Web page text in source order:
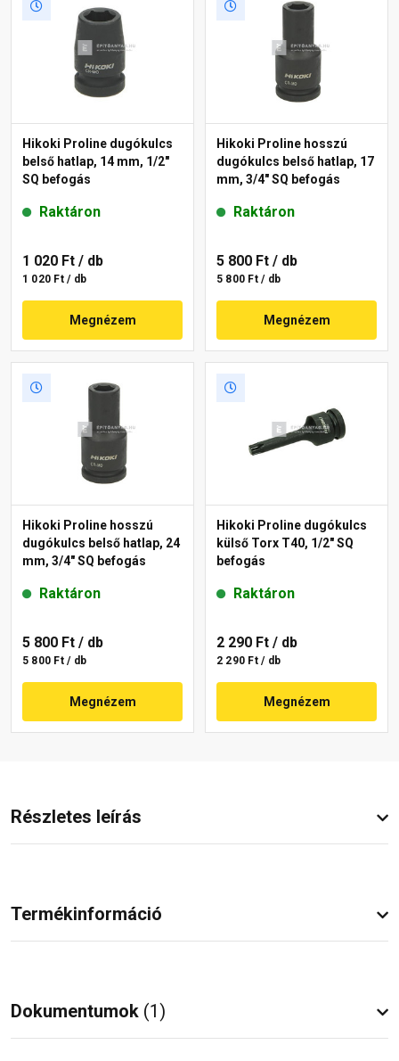
Hikoki Proline dugókulcs
belső hatlap, 14 mm, 1/2"
SQ befogás
Raktáron
1 020 Ft / db
1 020 Ft / db
Megnézem
Hikoki Proline hosszú
dugókulcs belső hatlap, 17
mm, 3/4" SQ befogás
Raktáron
5 800 Ft / db
5 800 Ft / db
Megnézem
Hikoki Proline hosszú
dugókulcs belső hatlap, 24
mm, 3/4" SQ befogás
Raktáron
5 800 Ft / db
5 800 Ft / db
Megnézem
Hikoki Proline dugókulcs
külső Torx T40, 1/2" SQ
befogás
Raktáron
2 290 Ft / db
2 290 Ft / db
Megnézem
Részletes leírás
Termékinformáció
Dokumentumok (1)